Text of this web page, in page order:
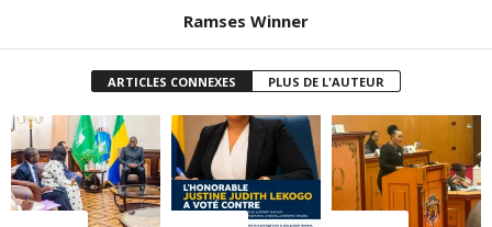
Ramses Winner
ARTICLES CONNEXES PLUS DE L'AUTEUR